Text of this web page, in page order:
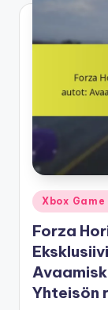
Posted
in
Xbox
Forza
Yhteisön